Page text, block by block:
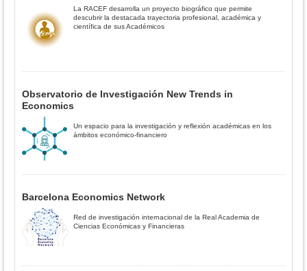
La RACEF desarrolla un proyecto biográfico que permite
descubrir la destacada trayectoria profesional, académica y
científica de sus Académicos
Observatorio de Investigación New Trends in
Economics
Un espacio para la investigación y reflexión académicas en los
ámbitos económico-financiero
Barcelona Economics Network
Red de investigación internacional de la Real Academia de
Ciencias Económicas y Financieras